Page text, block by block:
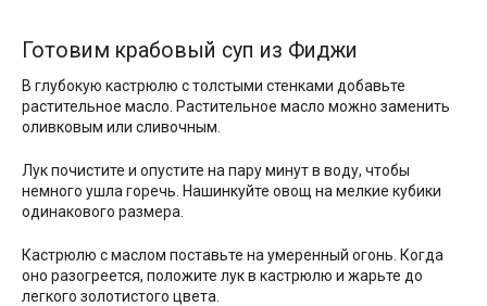
Готовим крабовый суп из Фиджи
В глубокую кастрюлю с толстыми стенками добавьте
растительное масло. Растительное масло можно заменить
оливковым или сливочным.
Лук почистите и опустите на пару минут в воду, чтобы
немного ушла горечь. Нашинкуйте овощ на мелкие кубики
одинакового размера.
Кастрюлю с маслом поставьте на умеренный огонь. Когда
оно разогреется, положите лук в кастрюлю и жарьте до
легкого золотистого цвета.